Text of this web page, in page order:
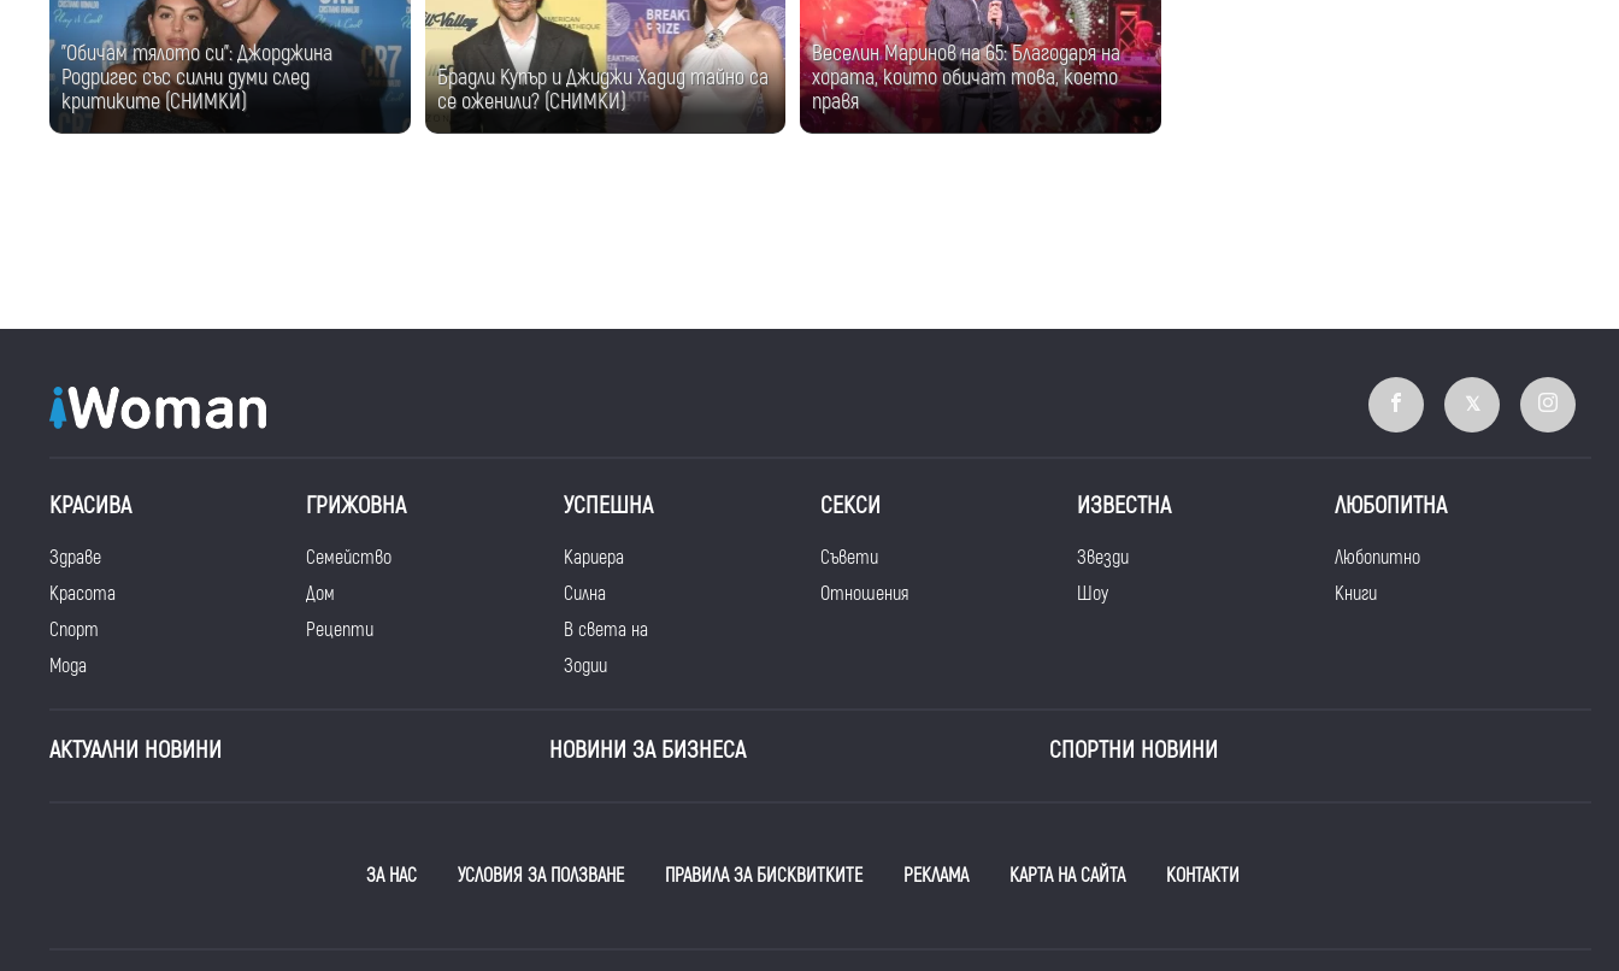
"Обичам тялото си": Джорджина
Родригес със силни думи след
критиките (СНИМКИ)
Брадли Купър и Джиджи Хадид тайно са
се оженили? (СНИМКИ)
Веселин Маринов на 65: Благодаря на
хората, които обичат това, което
правя
КРАСИВА
Здраве
Красота
Спорт
Мода
ГРИЖОВНА
Семейство
Дом
Рецепти
УСПЕШНА
Кариера
Силна
В света на
Зодии
СЕКСИ
Съвети
Отношения
ИЗВЕСТНА
Звезди
Шоу
ЛЮБОПИТНА
Любопитно
Книги
АКТУАЛНИ НОВИНИ НОВИНИ ЗА БИЗНЕСА СПОРТНИ НОВИНИ
ЗА НАС УСЛОВИЯ ЗА ПОЛЗВАНЕ ПРАВИЛА ЗА БИСКВИТКИТЕ РЕКЛАМА КАРТА НА САЙТА КОНТАКТИ